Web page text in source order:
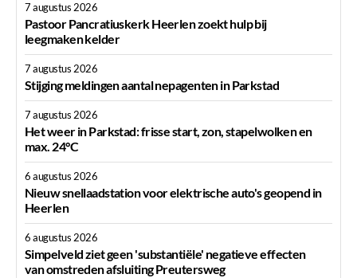
7 augustus 2026
Pastoor Pancratiuskerk Heerlen zoekt hulp bij
leegmaken kelder
7 augustus 2026
Stijging meldingen aantal nepagenten in Parkstad
7 augustus 2026
Het weer in Parkstad: frisse start, zon, stapelwolken en
max. 24°C
6 augustus 2026
Nieuw snellaadstation voor elektrische auto's geopend in
Heerlen
6 augustus 2026
Simpelveld ziet geen 'substantiële' negatieve effecten
van omstreden afsluiting Preutersweg